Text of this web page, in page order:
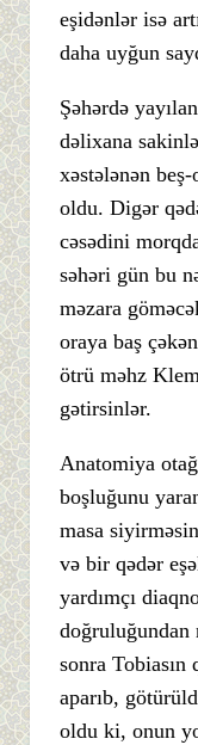
eşidənlər isə
daha uyğun
Şəhərdə
dəlixana
xəstələnən
oldu. Digər
cəsədini
səhəri gün bu
məzara
oraya baş
ötrü məhz
gətirsinlər.
Anatomiya
boşluğunu
masa
və bir qədər
yardımçı
doğruluğundan
sonra Tobiasın
aparıb,
oldu ki, onun